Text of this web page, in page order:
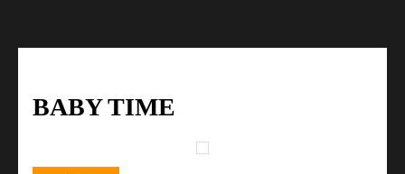
BABY TIME